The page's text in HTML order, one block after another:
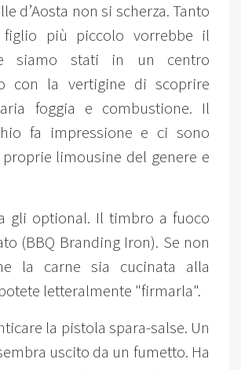
d’Aosta non si scherza. Tanto
più piccolo vorrebbe il
siamo stati in un centro
con la vertigine di scoprire
foggia e combustione. Il
fa impressione e ci sono
limousine del genere e
gli optional. Il timbro a fuoco
(BBQ Branding Iron). Se non
la carne sia cucinata alla
letteralmente "firmarla".
la pistola spara-salse. Un
uscito da un fumetto. Ha